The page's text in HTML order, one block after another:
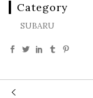
Category
SUBARU